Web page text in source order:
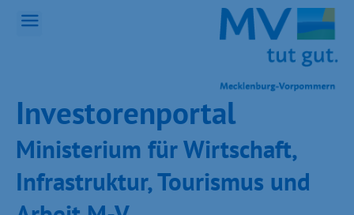
Inves­toren­por­tal
Ministeri­um für Wirt­schaft,
Infra­struk­tur, Tou­ris­mus und